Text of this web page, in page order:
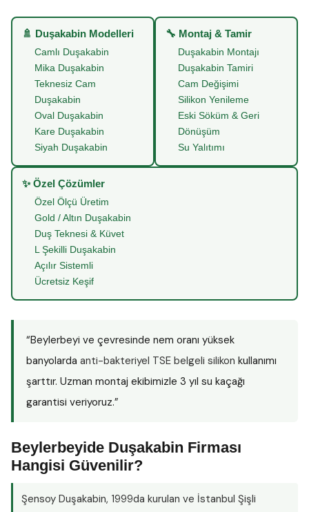
🚿 Duşakabin Modelleri
Camlı Duşakabin
Mika Duşakabin
Teknesiz Cam
Duşakabin
Oval Duşakabin
Kare Duşakabin
Siyah Duşakabin
🔧 Montaj & Tamir
Duşakabin Montajı
Duşakabin Tamiri
Cam Değişimi
Silikon Yenileme
Eski Söküm & Geri
Dönüşüm
Su Yalıtımı
✨ Özel Çözümler
Özel Ölçü Üretim
Gold / Altın Duşakabin
Duş Teknesi & Küvet
L Şekilli Duşakabin
Açılır Sistemli
Ücretsiz Keşif
“Beylerbeyi ve çevresinde nem oranı yüksek
banyolarda anti-bakteriyel TSE belgeli silikon kullanımı
şarttır. Uzman montaj ekibimizle 3 yıl su kaçağı
garantisi veriyoruz.”
Beylerbeyide Duşakabin Firması
Hangisi Güvenilir?
Şensoy Duşakabin, 1999da kurulan ve İstanbul Şişli